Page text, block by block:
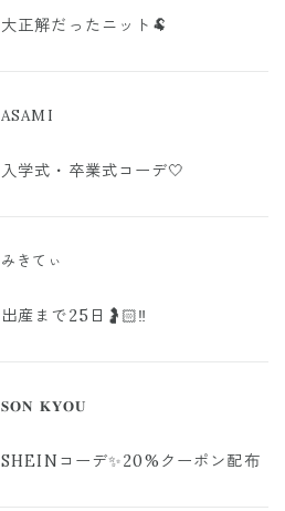
大正解だったニット🐏
ASAMI
入学式・卒業式コーデ🤍
みきてぃ
出産まで25日🤰🏻‼️
𝐒𝐎𝐍 𝐊𝐘𝐎𝐔
SHEINコーデ✨20%クーポン配布